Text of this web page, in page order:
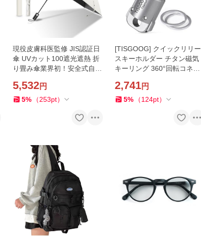
現役皮膚科医監修 JIS認証日
傘 UVカット100遮光遮熱 折
り畳み傘業界初！安全式自動
大きい超軽量 熱中症対
5,532円
5% （253pt）
[TISGOOG] クイックリリー
スキーホルダー チタン磁気
キーリング 360°回転コネク
リースカーキーチェーン
2,741円
5% （124pt）